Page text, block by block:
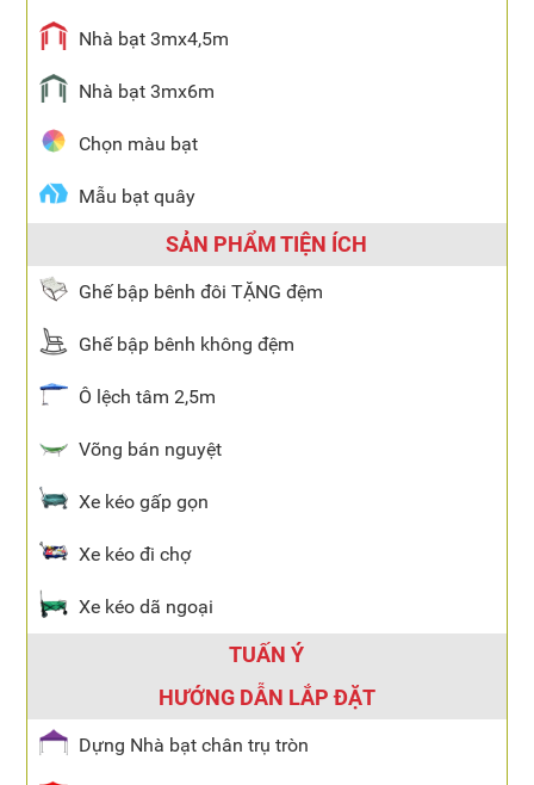
Nhà bạt 3mx4,5m
Nhà bạt 3mx6m
Chọn màu bạt
Mẫu bạt quây
SẢN PHẨM TIỆN ÍCH
Ghế bập bênh đôi TẶNG đệm
Ghế bập bênh không đệm
Ô lệch tâm 2,5m
Võng bán nguyệt
Xe kéo gấp gọn
Xe kéo đi chợ
Xe kéo dã ngoại
TUẤN Ý
HƯỚNG DẪN LẮP ĐẶT
Dựng Nhà bạt chân trụ tròn